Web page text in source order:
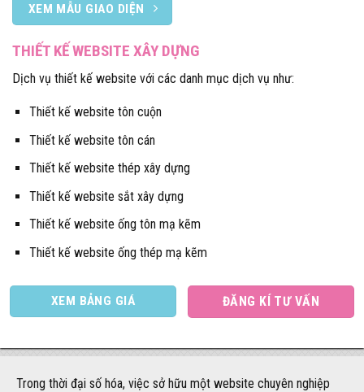
XEM MẪU GIAO DIỆN
THIẾT KẾ WEBSITE XÂY DỰNG
Dịch vụ thiết kế website với các danh mục dịch vụ như:
Thiết kế website tôn cuộn
Thiết kế website tôn cán
Thiết kế website thép xây dựng
Thiết kế website sắt xây dựng
Thiết kế website ống tôn mạ kẽm
Thiết kế website ống thép mạ kẽm
XEM BẢNG GIÁ ĐĂNG KÍ TƯ VẤN
Trong thời đại số hóa, việc sở hữu một website chuyên nghiệp